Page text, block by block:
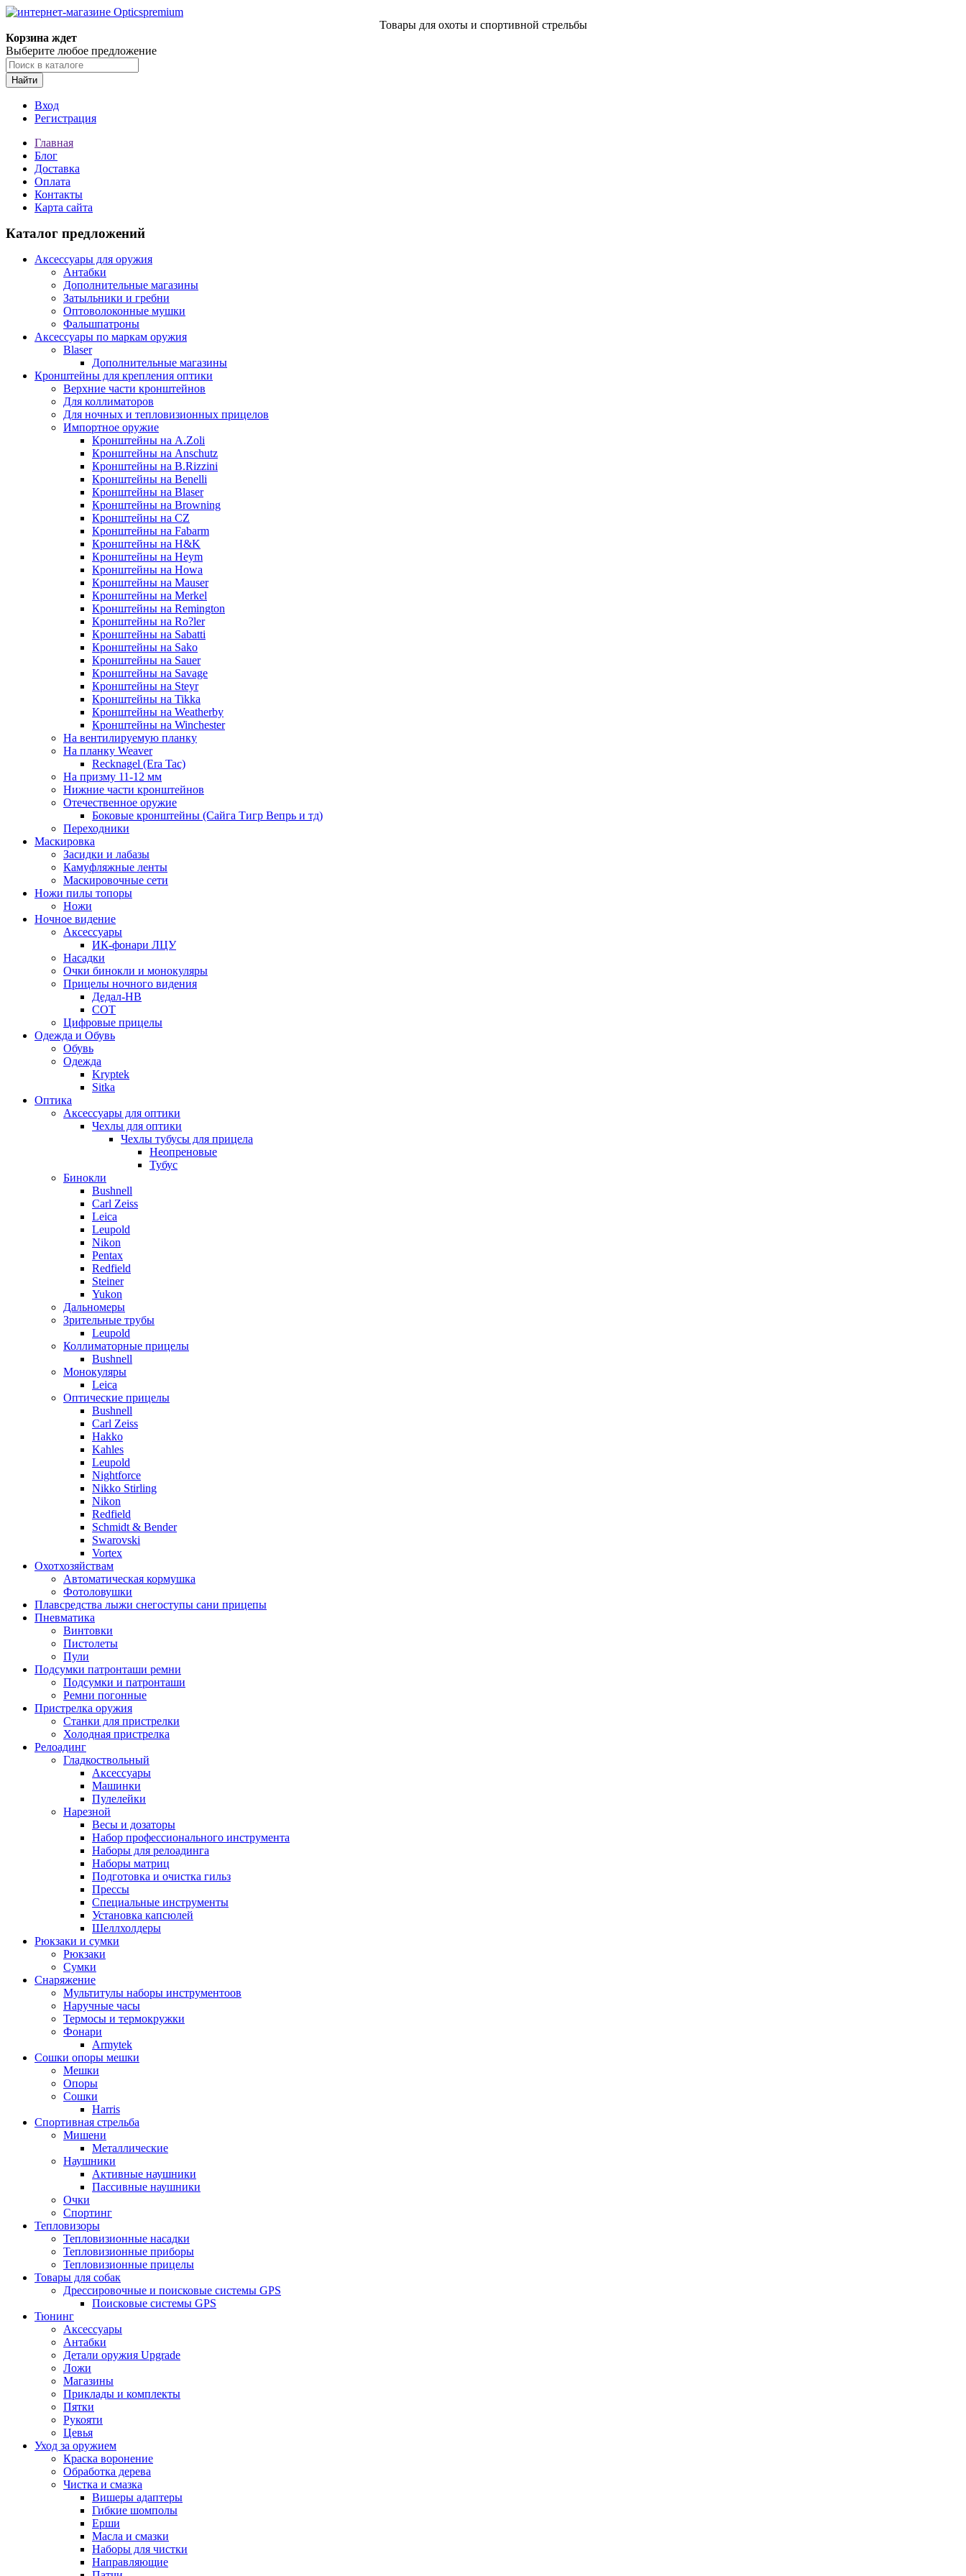
Товары для охоты и спортивной стрельбы
Корзина ждет
Выберите любое предложение
Найти
Вход
Регистрация
Главная
Блог
Доставка
Оплата
Контакты
Карта сайта
Каталог предложений
Аксессуары для оружия
Антабки
Дополнительные магазины
Затыльники и гребни
Оптоволоконные мушки
Фальшпатроны
Аксессуары по маркам оружия
Blaser
Дополнительные магазины
Кронштейны для крепления оптики
Верхние части кронштейнов
Для коллиматоров
Для ночных и тепловизионных прицелов
Импортное оружие
Кронштейны на A.Zoli
Кронштейны на Anschutz
Кронштейны на B.Rizzini
Кронштейны на Benelli
Кронштейны на Blaser
Кронштейны на Browning
Кронштейны на CZ
Кронштейны на Fabarm
Кронштейны на H&K
Кронштейны на Heym
Кронштейны на Howa
Кронштейны на Mauser
Кронштейны на Merkel
Кронштейны на Remington
Кронштейны на Ro?ler
Кронштейны на Sabatti
Кронштейны на Sako
Кронштейны на Sauer
Кронштейны на Savage
Кронштейны на Steyr
Кронштейны на Tikka
Кронштейны на Weatherby
Кронштейны на Winchester
На вентилируемую планку
На планку Weaver
Recknagel (Era Tac)
На призму 11-12 мм
Нижние части кронштейнов
Отечественное оружие
Боковые кронштейны (Сайга Тигр Вепрь и тд)
Переходники
Маскировка
Засидки и лабазы
Камуфляжные ленты
Маскировочные сети
Ножи пилы топоры
Ножи
Ночное видение
Аксессуары
ИК-фонари ЛЦУ
Насадки
Очки бинокли и монокуляры
Прицелы ночного видения
Дедал-НВ
СОТ
Цифровые прицелы
Одежда и Обувь
Обувь
Одежда
Kryptek
Sitka
Оптика
Аксессуары для оптики
Чехлы для оптики
Чехлы тубусы для прицела
Неопреновые
Тубус
Бинокли
Bushnell
Carl Zeiss
Leica
Leupold
Nikon
Pentax
Redfield
Steiner
Yukon
Дальномеры
Зрительные трубы
Leupold
Коллиматорные прицелы
Bushnell
Монокуляры
Leica
Оптические прицелы
Bushnell
Carl Zeiss
Hakko
Kahles
Leupold
Nightforce
Nikko Stirling
Nikon
Redfield
Schmidt & Bender
Swarovski
Vortex
Охотхозяйствам
Автоматическая кормушка
Фотоловушки
Плавсредства лыжи снегоступы сани прицепы
Пневматика
Винтовки
Пистолеты
Пули
Подсумки патронташи ремни
Подсумки и патронташи
Ремни погонные
Пристрелка оружия
Станки для пристрелки
Холодная пристрелка
Релоадинг
Гладкоствольный
Аксессуары
Машинки
Пулелейки
Нарезной
Весы и дозаторы
Набор профессионального инструмента
Наборы для релоадинга
Наборы матриц
Подготовка и очистка гильз
Прессы
Специальные инструменты
Установка капсюлей
Шеллхолдеры
Рюкзаки и сумки
Рюкзаки
Сумки
Снаряжение
Мультитулы наборы инструментоов
Наручные часы
Термосы и термокружки
Фонари
Armytek
Сошки опоры мешки
Мешки
Опоры
Сошки
Harris
Спортивная стрельба
Мишени
Металлические
Наушники
Активные наушники
Пассивные наушники
Очки
Спортинг
Тепловизоры
Тепловизионные насадки
Тепловизионные приборы
Тепловизионные прицелы
Товары для собак
Дрессировочные и поисковые системы GPS
Поисковые системы GPS
Тюнинг
Аксессуары
Антабки
Детали оружия Upgrade
Ложи
Магазины
Приклады и комплекты
Пятки
Рукояти
Цевья
Уход за оружием
Краска воронение
Обработка дерева
Чистка и смазка
Вишеры адаптеры
Гибкие шомполы
Ерши
Масла и смазки
Наборы для чистки
Направляющие